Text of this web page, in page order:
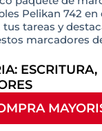
Pelikan 742 en
tareas y
marcadores
ESCRITURA,